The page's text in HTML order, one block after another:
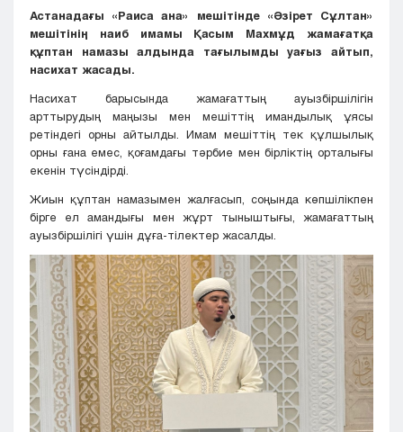
Астанадағы «Раиса ана» мешітінде «Әзірет Сұлтан»
мешітінің наиб имамы Қасым Махмұд жамағатқа
құптан намазы алдында тағылымды уағыз айтып,
насихат жасады.
Насихат барысында жамағаттың ауызбіршілігін
арттырудың маңызы мен мешіттің имандылық ұясы
ретіндегі орны айтылды. Имам мешіттің тек құлшылық
орны ғана емес, қоғамдағы тәрбие мен бірліктің орталығы
екенін түсіндірді.
Жиын құптан намазымен жалғасып, соңында көпшілікпен
бірге ел амандығы мен жұрт тыныштығы, жамағаттың
ауызбіршілігі үшін дұға-тілектер жасалды.